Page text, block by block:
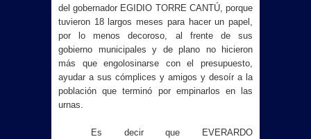
del gobernador EGIDIO TORRE CANTÚ, porque
tuvieron 18 largos meses para hacer un papel,
por lo menos decoroso, al frente de sus
gobierno municipales y de plano no hicieron
más que engolosinarse con el presupuesto,
ayudar a sus cómplices y amigos y desoír a la
población que terminó por empinarlos en las
urnas.
Es decir que EVERARDO